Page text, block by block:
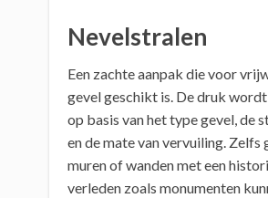
Nevelstralen
Een zachte aanpak die voor
gevel geschikt is. De druk
op basis van het type gevel, de
en de mate van vervuiling. Zelfs
muren of wanden met een
verleden zoals monumenten